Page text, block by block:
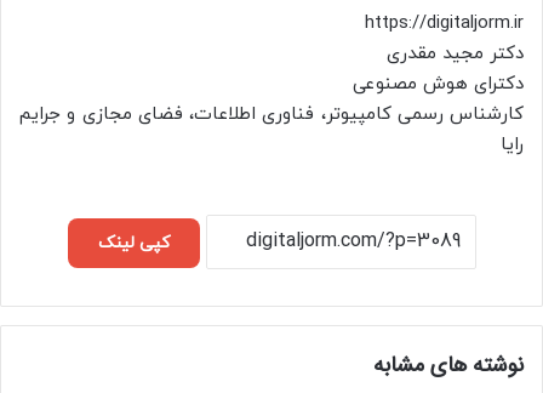
https://digitaljorm.ir
دکتر مجید مقدری
دکترای هوش مصنوعی
کارشناس رسمی کامپیوتر، فناوری اطلاعات، فضای مجازی و جرایم
رایا
کپی لینک
نوشته های مشابه